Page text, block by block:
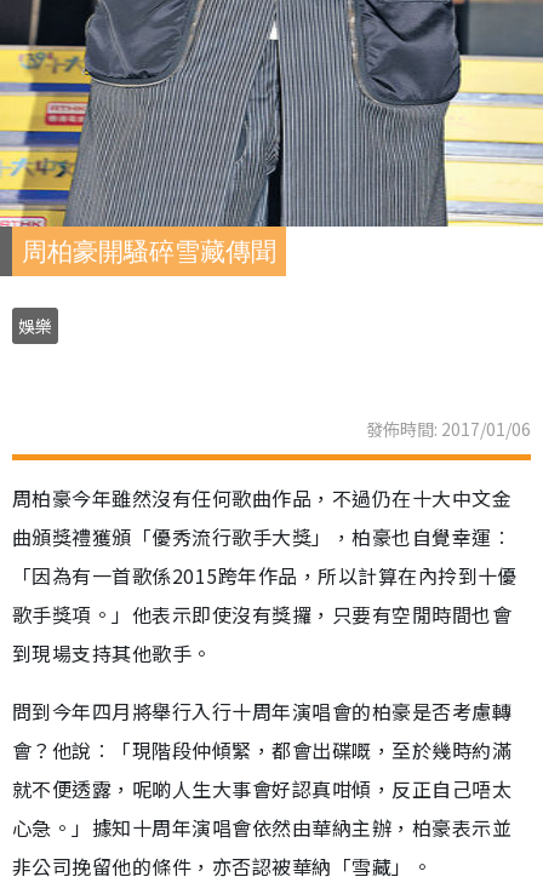
周柏豪開騷碎雪藏傳聞
娛樂
發佈時間: 2017/01/06
周柏豪今年雖然沒有任何歌曲作品，不過仍在十大中文金
曲頒獎禮獲頒「優秀流行歌手大獎」，柏豪也自覺幸運︰
「因為有一首歌係2015跨年作品，所以計算在內拎到十優
歌手獎項。」他表示即使沒有獎攞，只要有空閒時間也會
到現場支持其他歌手。
問到今年四月將舉行入行十周年演唱會的柏豪是否考慮轉
會？他說︰「現階段仲傾緊，都會出碟嘅，至於幾時約滿
就不便透露，呢啲人生大事會好認真咁傾，反正自己唔太
心急。」據知十周年演唱會依然由華納主辦，柏豪表示並
非公司挽留他的條件，亦否認被華納「雪藏」。